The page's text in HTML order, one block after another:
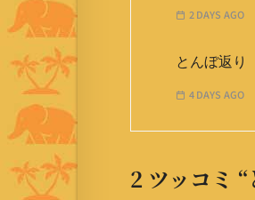
2 DAYS AGO
とんぼ返り
4 DAYS AGO
2 ツッコミ “